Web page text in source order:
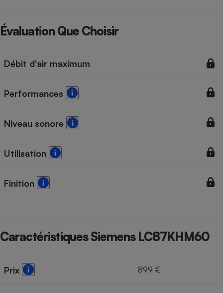
Évaluation Que Choisir
Débit d'air maximum
Performances
Niveau sonore
Utilisation
Finition
Caractéristiques Siemens LC87KHM60
Prix 899 €